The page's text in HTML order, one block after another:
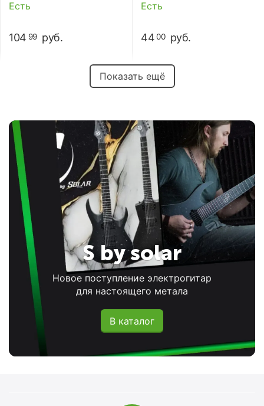
Есть
104 99 руб.
Есть
4400 руб.
Показать ещё
S by solar
Новое поступление электрогитар
для настоящего метала
В каталог